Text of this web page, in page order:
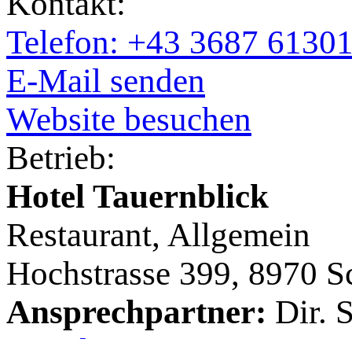
Telefon: +43 3687
E-Mail senden
Website besuchen
Betrieb:
Hotel Tauernblick
Restaurant, Allgemein
Hochstrasse 399, 8970
Ansprechpartner: Dir.